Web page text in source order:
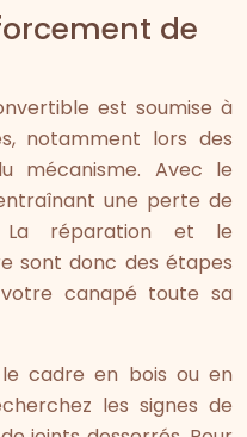
de
est soumise à
notamment lors des
mécanisme. Avec le
une perte de
réparation et le
sont donc des étapes
canapé toute sa
cadre en bois ou en
les signes de